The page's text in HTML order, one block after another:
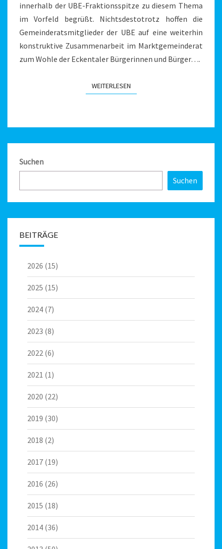
innerhalb der UBE-Fraktionsspitze zu diesem Thema
im Vorfeld begrüßt. Nichtsdestotrotz hoffen die
Gemeinderatsmitglieder der UBE auf eine weiterhin
konstruktive Zusammenarbeit im Marktgemeinderat
zum Wohle der Eckentaler Bürgerinnen und Bürger….
WEITERLESENWEITERLESEN
Suchen
Suchen
BEITRÄGE
2026 (15)
2025 (15)
2024 (7)
2023 (8)
2022 (6)
2021 (1)
2020 (22)
2019 (30)
2018 (2)
2017 (19)
2016 (26)
2015 (18)
2014 (36)